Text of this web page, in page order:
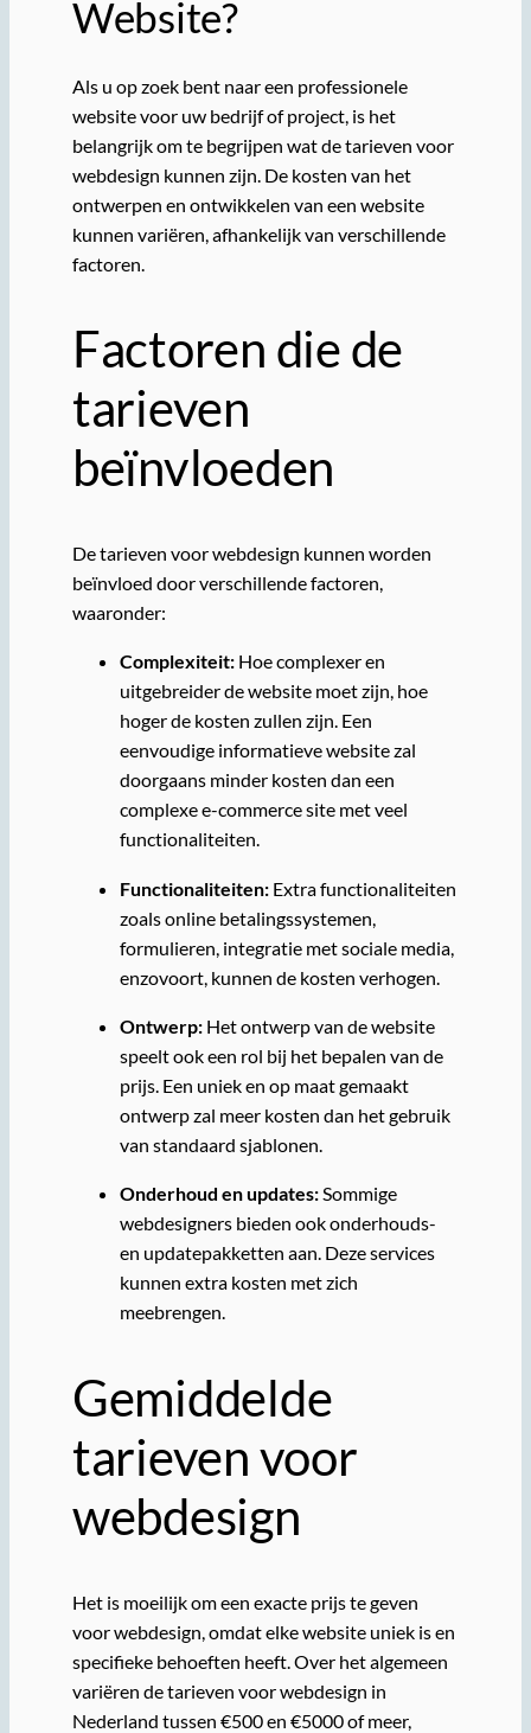
Website?
Als u op zoek bent naar een professionele
website voor uw bedrijf of project, is het
belangrijk om te begrijpen wat de tarieven voor
webdesign kunnen zijn. De kosten van het
ontwerpen en ontwikkelen van een website
kunnen variëren, afhankelijk van verschillende
factoren.
Factoren die de
tarieven
beïnvloeden
De tarieven voor webdesign kunnen worden
beïnvloed door verschillende factoren,
waaronder:
Complexiteit:Hoe complexer en
uitgebreider de website moet zijn, hoe
hoger de kosten zullen zijn. Een
eenvoudige informatieve website zal
doorgaans minder kosten dan een
complexe e-commerce site met veel
functionaliteiten.
Functionaliteiten:Extra functionaliteiten
zoals online betalingssystemen,
formulieren, integratie met sociale media,
enzovoort, kunnen de kosten verhogen.
Ontwerp:Het ontwerp van de website
speelt ook een rol bij het bepalen van de
prijs. Een uniek en op maat gemaakt
ontwerp zal meer kosten dan het gebruik
van standaard sjablonen.
Onderhoud en updates:Sommige
webdesigners bieden ook onderhouds-
en updatepakketten aan. Deze services
kunnen extra kosten met zich
meebrengen.
Gemiddelde
tarieven voor
webdesign
Het is moeilijk om een exacte prijs te geven
voor webdesign, omdat elke website uniek is en
specifieke behoeften heeft. Over het algemeen
variëren de tarieven voor webdesign in
Nederland tussen €500 en €5000 of meer,